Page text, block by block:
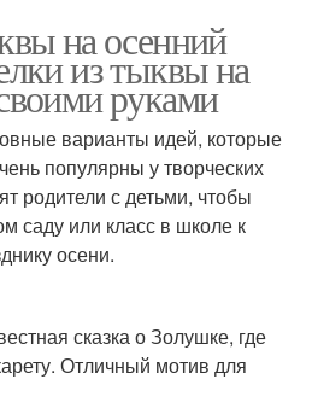
на осенний
из тыквы на
руками
варианты идей, которые
популярны у творческих
родители с детьми, чтобы
саду или класс в школе к
осени.
сказка о Золушке, где
Отличный мотив для